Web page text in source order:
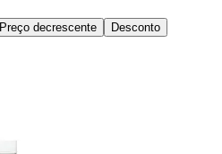
Preço decrescente Desconto